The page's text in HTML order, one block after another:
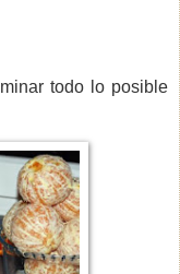
todo lo posible